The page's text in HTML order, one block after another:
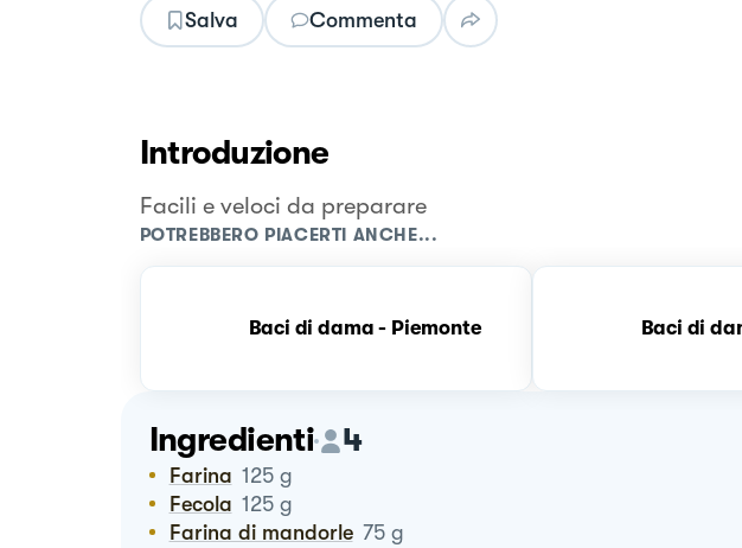
Salva Commenta
Introduzione
Facili e veloci da preparare
POTREBBERO PIACERTI ANCHE...
Baci di dama - Piemonte Baci di
Ingredienti 4
Farina 125 g
Fecola 125 g
Farina di mandorle 75 g